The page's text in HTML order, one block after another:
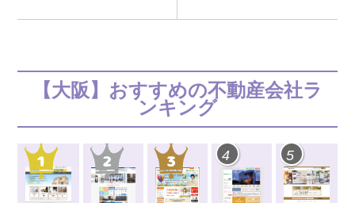
【大阪】おすすめの不動産会社ラ
ンキング
4 5